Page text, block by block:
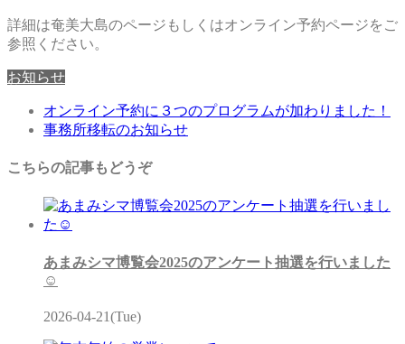
詳細は奄美大島のページもしくはオンライン予約ページをご
参照ください。
お知らせ
オンライン予約に３つのプログラムが加わりました！
事務所移転のお知らせ
こちらの記事もどうぞ
あまみシマ博覧会2025のアンケート抽選を行いました
☺
2026-04-21(Tue)